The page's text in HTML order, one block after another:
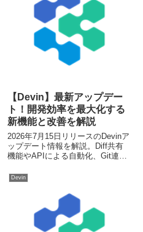
【Devin】最新アップデー
ト！開発効率を最大化する
新機能と改善を解説
2026年7月15日リリースのDevinア
ップデート情報を解説。Diff共有
機能やAPIによる自動化、Git連携
向上させる新機能を紹介します。
Devin